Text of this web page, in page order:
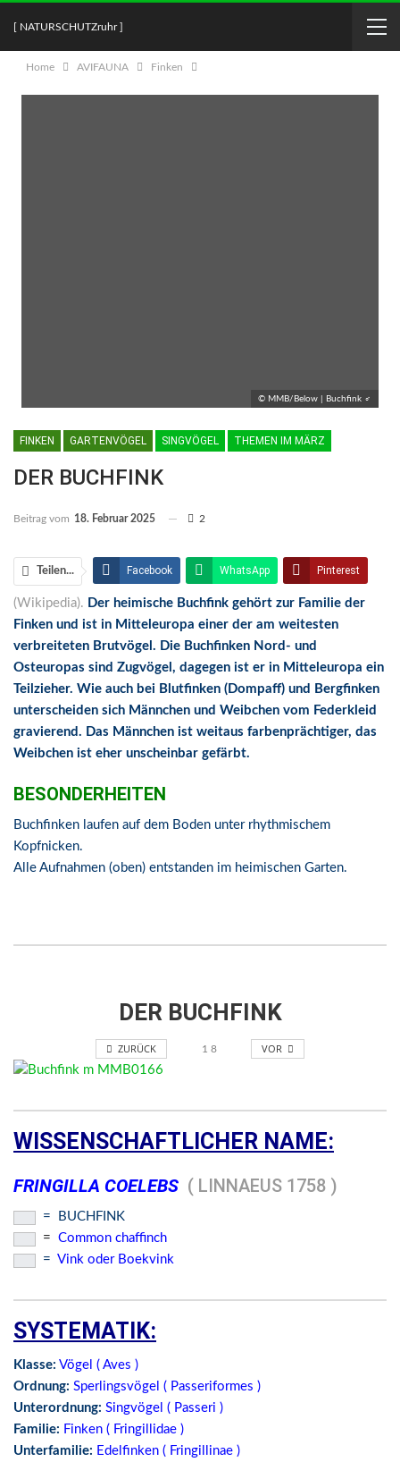
[ NATURSCHUTZruhr ]
Home AVIFAUNA Finken
© MMB/Below | Buchfink ♂
FINKEN GARTENVÖGEL SINGVÖGEL THEMEN IM MÄRZ
DER BUCHFINK
Beitrag vom 18. Februar 2025 2
Teilen... Facebook WhatsApp Pinterest
Email Linkedin Telegram
Facebook Messenger
(Wikipedia). Der heimische Buchfink gehört zur Familie der
Finken und ist in Mitteleuropa einer der am weitesten
verbreiteten Brutvögel. Die Buchfinken Nord- und
Osteuropas sind Zugvögel, dagegen ist er in Mitteleuropa ein
Teilzieher. Wie auch bei Blutfinken (Dompaff) und Bergfinken
unterscheiden sich Männchen und Weibchen vom Federkleid
gravierend. Das Männchen ist weitaus farbenprächtiger, das
Weibchen ist eher unscheinbar gefärbt.
BESONDERHEITEN
Buchfinken laufen auf dem Boden unter rhythmischem
Kopfnicken.
Alle Aufnahmen (oben) entstanden im heimischen Garten.
DER BUCHFINK
ZURÜCK 1 8 VOR
WISSENSCHAFTLICHER NAME:
FRINGILLA COELEBS ( LINNAEUS 1758 )
= BUCHFINK
= Common chaffinch
= Vink oder Boekvink
SYSTEMATIK:
Klasse: Vögel ( Aves )
Ordnung: Sperlingsvögel ( Passeriformes )
Unterordnung: Singvögel ( Passeri )
Familie: Finken ( Fringillidae )
Unterfamilie: Edelfinken ( Fringillinae )